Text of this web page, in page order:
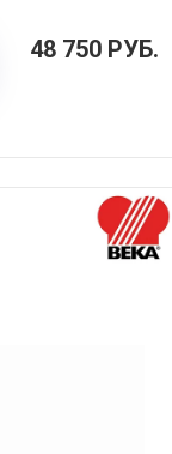
3,31 л,
48 750 РУБ.